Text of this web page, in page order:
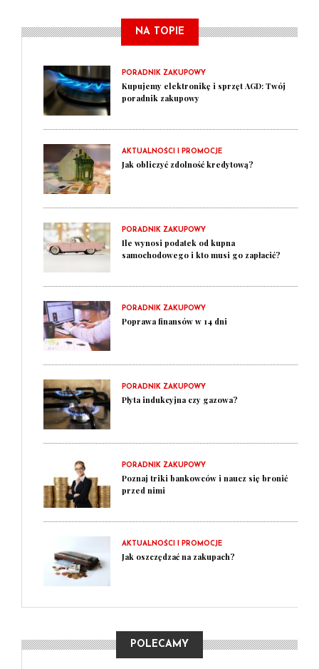
NA TOPIE
PORADNIK ZAKUPOWY
Kupujemy elektronikę i sprzęt AGD: Twój
poradnik zakupowy
AKTUALNOŚCI I PROMOCJE
Jak obliczyć zdolność kredytową?
PORADNIK ZAKUPOWY
Ile wynosi podatek od kupna
samochodowego i kto musi go zapłacić?
PORADNIK ZAKUPOWY
Poprawa finansów w 14 dni
PORADNIK ZAKUPOWY
Płyta indukcyjna czy gazowa?
PORADNIK ZAKUPOWY
Poznaj triki bankowców i naucz się bronić
przed nimi
AKTUALNOŚCI I PROMOCJE
Jak oszczędzać na zakupach?
POLECAMY